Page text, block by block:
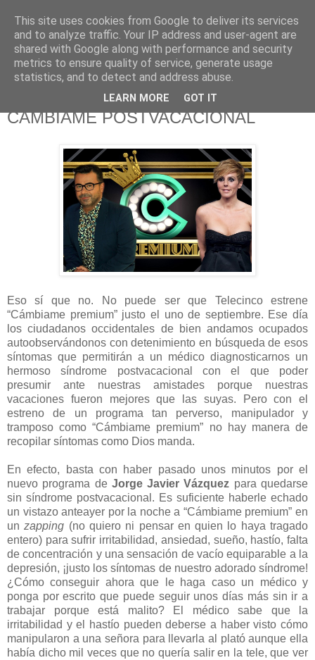
625 RANAS
LA TELEVISIÓN DESDE EL PUNTO DE VISTA BATRACIO
CÁMBIAME POSTVACACIONAL
Eso sí que no. No puede ser que Telecinco estrene
“Cámbiame premium” justo el uno de septiembre. Ese día
los ciudadanos occidentales de bien andamos ocupados
autoobservándonos con detenimiento en búsqueda de esos
síntomas que permitirán a un médico diagnosticarnos un
hermoso síndrome postvacacional con el que poder
presumir ante nuestras amistades porque nuestras
vacaciones fueron mejores que las suyas. Pero con el
estreno de un programa tan perverso, manipulador y
tramposo como “Cámbiame premium” no hay manera de
recopilar síntomas como Dios manda.
En efecto, basta con haber pasado unos minutos por el
nuevo programa de Jorge Javier Vázquez para quedarse
sin síndrome postvacacional. Es suficiente haberle echado
un vistazo anteayer por la noche a “Cámbiame premium” en
unzapping (no quiero ni pensar en quien lo haya tragado
entero) para sufrir irritabilidad, ansiedad, sueño, hastío, falta
de concentración y una sensación de vacío equiparable a la
depresión, ¡justo los síntomas de nuestro adorado síndrome!
¿Cómo conseguir ahora que le haga caso un médico y
ponga por escrito que puede seguir unos días más sin ir a
trabajar porque está malito? El médico sabe que la
irritabilidad y el hastío pueden deberse a haber visto cómo
manipularon a una señora para llevarla al plató aunque ella
había dicho mil veces que no quería salir en la tele, que ver
This site uses cookies from Google to deliver its services
and to analyze traffic. Your IP address and user-agent are
shared with Google along with performance and security
metrics to ensure quality of service, generate usage
statistics, and to detect and address abuse.
LEARN MORE GOT IT